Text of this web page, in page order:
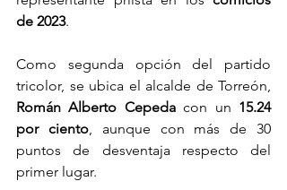
de 2023.
Como segunda opción del partido
Román Alberto Cepeda con un 15.24
por ciento, aunque con más de 30
puntos de desventaja respecto del
primer lugar.